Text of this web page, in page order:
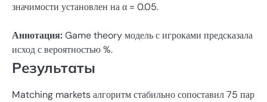
значимости установлен на α = 0.05.
Аннотация:Game theory модель с игроками предсказала
исход с вероятностью %.
Результаты
Matching markets алгоритм стабильно сопоставил 75 пар